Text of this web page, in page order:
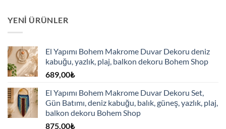
YENI ÜRÜNLER
El Yapımı Bohem Makrome Duvar Dekoru deniz
kabuğu, yazlık, plaj, balkon dekoru Bohem Shop
689,00₺
El Yapımı Bohem Makrome Duvar Dekoru Set,
Gün Batımı, deniz kabuğu, balık, güneş, yazlık, plaj,
balkon dekoru Bohem Shop
875,00₺